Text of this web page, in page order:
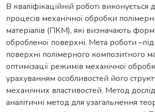
В кваліфікаційній роботі виконується
процесів механічної обробки
матеріалів (ПКМ), які визначають
обробленої поверхні. Мета роботи
поверхні полімерного композитного
оптимізації режимів механічної
урахуванням особливостей його
механічних властивостей. Метод
аналітичні метод для узагальнення